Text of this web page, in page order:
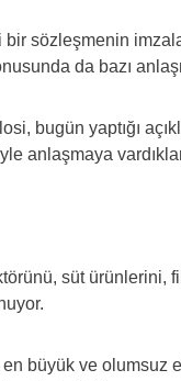
sözleşmenin
da bazı
bugün yaptığı
anlaşmaya
süt ürünlerini,
büyük ve olumsuz